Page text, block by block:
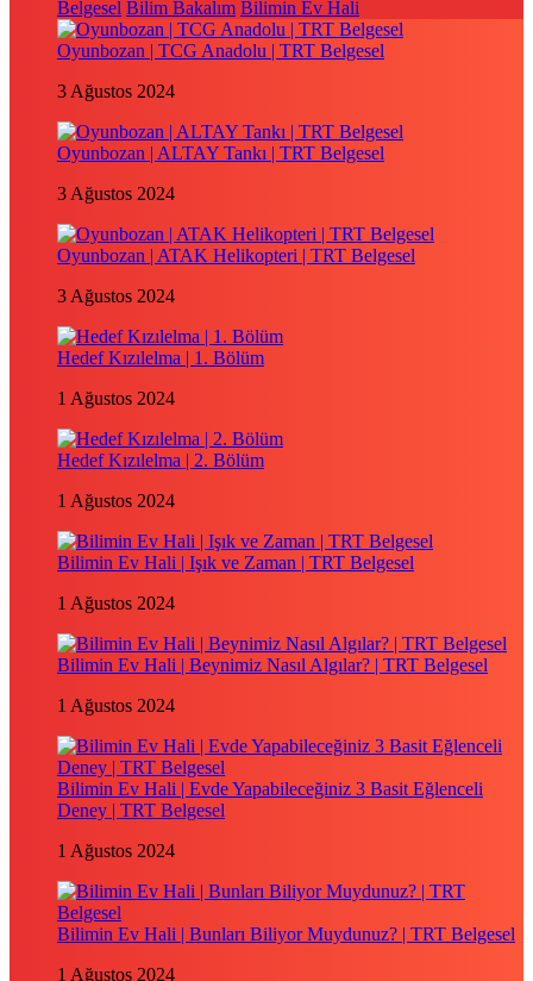
Belgesel Bilim Bakalım Bilimin Ev Hali
Oyunbozan | TCG Anadolu | TRT Belgesel
3 Ağustos 2024
Oyunbozan | ALTAY Tankı | TRT Belgesel
3 Ağustos 2024
Oyunbozan | ATAK Helikopteri | TRT Belgesel
3 Ağustos 2024
Hedef Kızılelma | 1. Bölüm
1 Ağustos 2024
Hedef Kızılelma | 2. Bölüm
1 Ağustos 2024
Bilimin Ev Hali | Işık ve Zaman | TRT Belgesel
1 Ağustos 2024
Bilimin Ev Hali | Beynimiz Nasıl Algılar? | TRT Belgesel
1 Ağustos 2024
Bilimin Ev Hali | Evde Yapabileceğiniz 3 Basit Eğlenceli
Deney | TRT Belgesel
1 Ağustos 2024
Bilimin Ev Hali | Bunları Biliyor Muydunuz? | TRT Belgesel
1 Ağustos 2024